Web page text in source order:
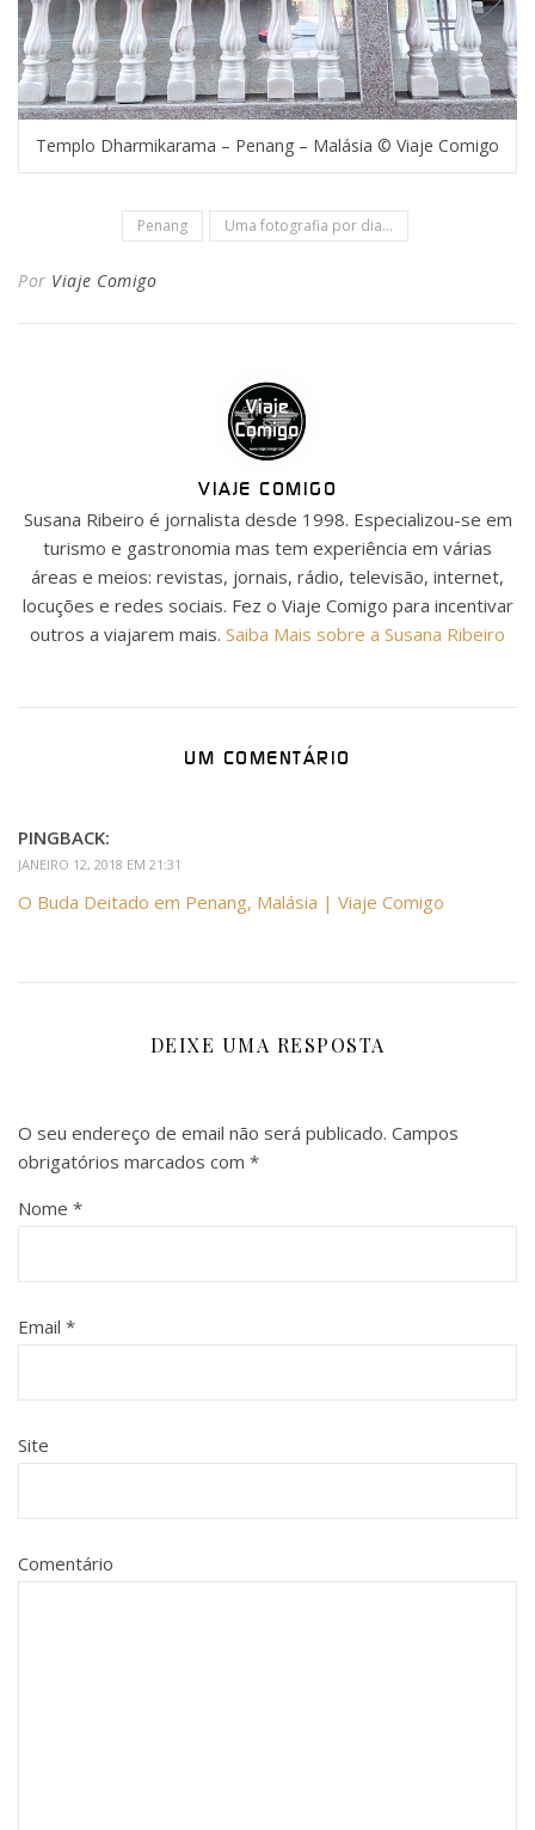
Templo Dharmikarama – Penang – Malásia © Viaje Comigo
Penang Uma fotografia por dia...
Por Viaje Comigo
VIAJE COMIGO
Susana Ribeiro é jornalista desde 1998. Especializou-se em
turismo e gastronomia mas tem experiência em várias
áreas e meios: revistas, jornais, rádio, televisão, internet,
locuções e redes sociais. Fez o Viaje Comigo para incentivar
outros a viajarem mais. Saiba Mais sobre a Susana Ribeiro
UM COMENTÁRIO
PINGBACK:
JANEIRO 12, 2018 EM 21:31
O Buda Deitado em Penang, Malásia | Viaje Comigo
DEIXE UMA RESPOSTA
O seu endereço de email não será publicado. Campos
obrigatórios marcados com *
Nome *
Email *
Site
Comentário